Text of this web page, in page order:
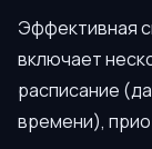
Эффективная
включает
расписание
времени),